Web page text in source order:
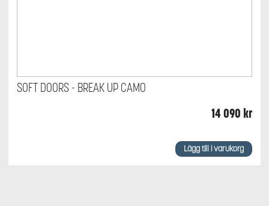
SOFT DOORS - BREAK UP CAMO
14 090 kr
Lägg till i varukorg